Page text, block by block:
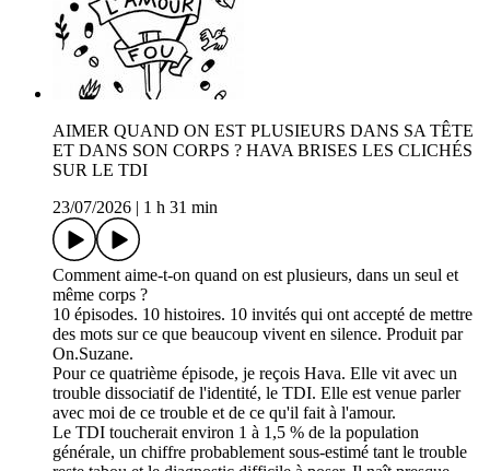
AIMER QUAND ON EST PLUSIEURS DANS SA TÊTE
ET DANS SON CORPS ? HAVA BRISES LES CLICHÉS
SUR LE TDI
23/07/2026
1 h 31 min
Comment aime-t-on quand on est plusieurs, dans un seul et
même corps ?
10 épisodes. 10 histoires. 10 invités qui ont accepté de mettre
des mots sur ce que beaucoup vivent en silence. Produit par
On.Suzane.
Pour ce quatrième épisode, je reçois Hava. Elle vit avec un
trouble dissociatif de l'identité, le TDI. Elle est venue parler
avec moi de ce trouble et de ce qu'il fait à l'amour.
Le TDI toucherait environ 1 à 1,5 % de la population
générale, un chiffre probablement sous-estimé tant le trouble